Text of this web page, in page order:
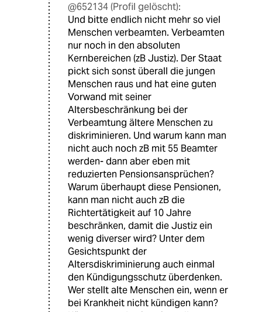
@652134 (Profil gelöscht):
Und bitte endlich nicht mehr so viel
Menschen verbeamten. Verbeamten
nur noch in den absoluten
Kernbereichen (zB Justiz). Der Staat
pickt sich sonst überall die jungen
Menschen raus und hat eine guten
Vorwand mit seiner
Altersbeschränkung bei der
Verbeamtung ältere Menschen zu
diskriminieren. Und warum kann man
nicht auch noch zB mit 55 Beamter
werden- dann aber eben mit
reduzierten Pensionsansprüchen?
Warum überhaupt diese Pensionen,
kann man nicht auch zB die
Richtertätigkeit auf 10 Jahre
beschränken, damit die Justiz ein
wenig diverser wird? Unter dem
Gesichtspunkt der
Altersdiskriminierung auch einmal
den Kündigungsschutz überdenken.
Wer stellt alte Menschen ein, wenn er
bei Krankheit nicht kündigen kann?